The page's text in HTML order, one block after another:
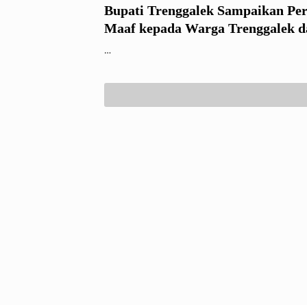
Bupati Trenggalek Sampaikan
Maaf kepada Warga Trenggalek
…